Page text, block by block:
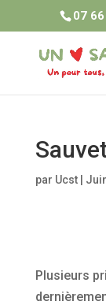
07
par Ucst|
Plusieurs